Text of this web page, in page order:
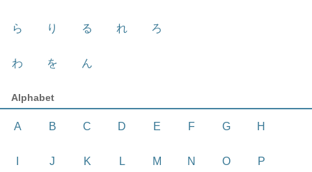
ら り る れ ろ
わ を ん
Alphabet
A B C D E F G H
J K L M N O P